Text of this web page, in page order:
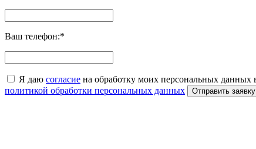
Ваш телефон:*
Я даю согласие на обработку моих персональных
политикой обработки персональных данных